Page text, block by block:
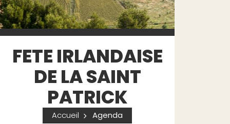
FETE IRLANDAISE
DE LA SAINT
PATRICK
Accueil Agenda